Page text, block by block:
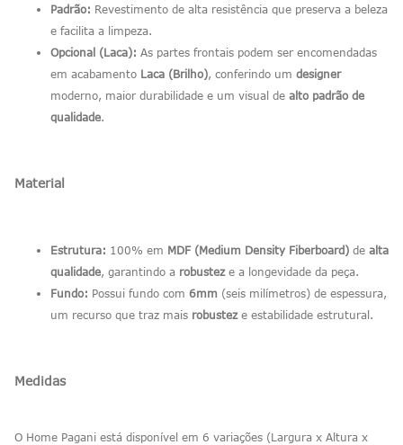
Padrão: Revestimento de alta resistência que preserva a beleza
e facilita a limpeza.
Opcional (Laca): As partes frontais podem ser encomendadas
em acabamento Laca (Brilho), conferindo um designer
moderno, maior durabilidade e um visual de alto padrão de
qualidade.
Material
Estrutura: 100% em MDF (Medium Density Fiberboard) de alta
qualidade, garantindo a robusteze a longevidade da peça.
Fundo: Possui fundo com 6mm (seis milímetros) de espessura,
um recurso que traz mais robusteze estabilidade estrutural.
Medidas
O Home Pagani está disponível em 6 variações (Largura x Altura x